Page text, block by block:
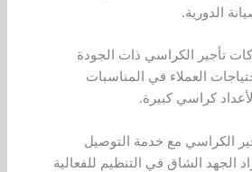
الدورية.
تأجير الكراسي ذات الجودة
العملاء في المناسبات
كراسي كبيرة.
الكراسي مع خدمة التوصيل
الجهد الشاق في التنظيم للفعالية